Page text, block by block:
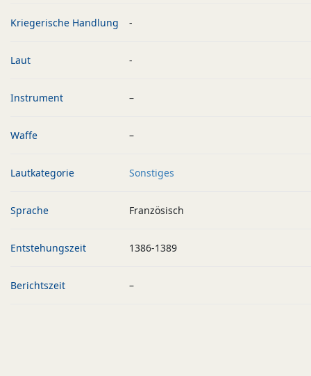
Kriegerische Handlung -
Laut -
Instrument –
Waffe –
Lautkategorie Sonstiges
Sprache Französisch
Entstehungszeit 1386-1389
Berichtszeit –